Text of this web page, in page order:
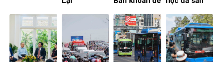
29 chỗ vào
nội đô
TP.HCM